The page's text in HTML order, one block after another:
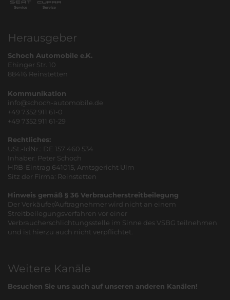
Herausgeber
Schoch Automobile e.K.
Ehinger Str. 10
88416 Reinstetten
Kommunikation
info@schoch-automobile.de
+49 7352 911 61-0
+49 7352 911 61-29
Rechtliches:
USt.-IdNr.: DE 157 460 534
Inhaber: Peter Schoch
HRB-Eintrag 641015, Amtsgericht Ulm
Sitz der Firma: Reinstetten
Hinweis gemäß § 36 Verbraucherstreitbeilegung
Der Verkäufer/Auftragnehmer wird nicht an einem
Streitbeilegungsverfahren vor einer
Verbraucherschlichtungsstelle im Sinne des VSBG teilnehmen
und ist hierzu auch nicht verpflichtet.
Weitere Kanäle
Besuchen Sie uns auch auf unseren anderen Kanälen!